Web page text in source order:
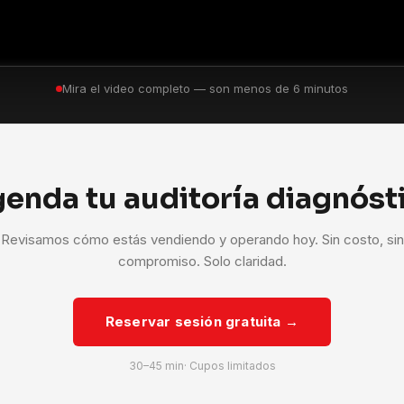
Mira el video completo — son menos de 6 minutos
tu auditoría
Revisamos cómo estás vendiendo y operando hoy. Sin costo, sin
compromiso. Solo claridad.
Reservar sesión gratuita →
30–45 min· Cupos limitados